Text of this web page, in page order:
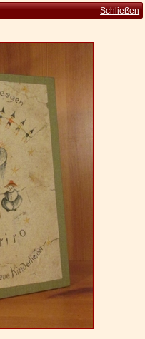
Schließen